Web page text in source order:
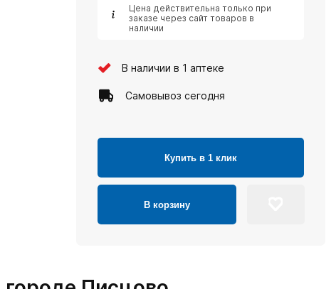
Цена действительна только при
заказе через сайт товаров в
наличии
В наличии в 1 аптеке
Самовывоз сегодня
Купить в 1 клик
В корзину